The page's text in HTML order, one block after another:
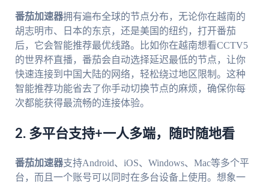
番茄加速器拥有遍布全球的节点分布，无论你在越南的
胡志明市、日本的东京，还是美国的纽约，打开番茄
后，它会智能推荐最优线路。比如你在越南想看CCTV5
的世界杯直播，番茄会自动选择延迟最低的节点，让你
快速连接到中国大陆的网络，轻松绕过地区限制。这种
智能推荐功能省去了你手动切换节点的麻烦，确保你每
次都能获得最流畅的连接体验。
2. 多平台支持+一人多端，随时随地看
番茄加速器支持Android、iOS、Windows、Mac等多个平
台，而且一个账号可以同时在多台设备上使用。想象一